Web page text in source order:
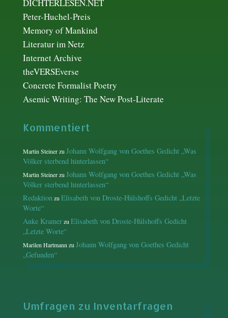
DICHTERLESEN.NET
Peter-Huchel-Preis
Memory of Mankind
Literatur im Netz
Internet Archive
theVERSEverse
Concrete Formalist Poetry
Asemic Writing: The New Post-Literate
Kommentiert
Martin SteinerzuJohann Wolfgang von Goethes Gedicht „Was
Völker sterbend hinterlassen“
Martin SteinerzuJohann Wolfgang von Goethes Gedicht „Was
Völker sterbend hinterlassen“
RedaktionzuElisabeth von Droste-Hülshoffs Gedicht „Letzte
Worte“
Anke KramerzuElisabeth von Droste-Hülshoffs Gedicht
„Letzte Worte“
Marilen HartmannzuJohann Wolfgang von Goethes Gedicht
„Gefunden“
Umfragen zu Inventarfragen